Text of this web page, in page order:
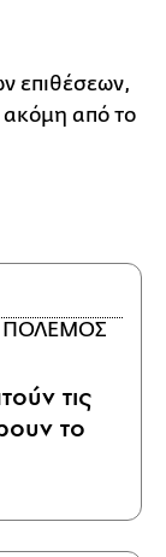
επιθέσεων,
από το
τις
το